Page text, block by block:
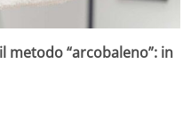
metodo “arcobaleno”: in